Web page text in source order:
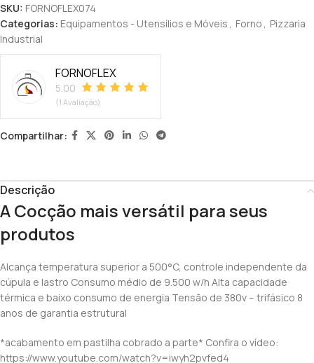
SKU: FORNOFLEX074
Categorias: Equipamentos - Utensílios e Móveis , Forno , Pizzaria
Industrial
FORNOFLEX
5.00
(1 Avaliação)
Compartilhar:
Descrição
A Cocção mais versátil para seus
produtos
Alcança temperatura superior a 500°C, controle independente da
cúpula e lastro Consumo médio de 9.500 w/h Alta capacidade
térmica e baixo consumo de energia Tensão de 380v – trifásico 8
anos de garantia estrutural
*acabamento em pastilha cobrado a parte* Confira o vídeo:
https://www.youtube.com/watch?v=iwyh2pvfed4